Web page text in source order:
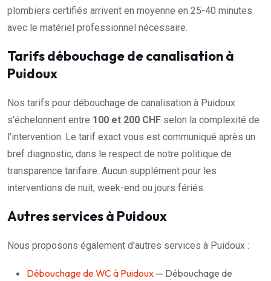
plombiers certifiés arrivent en moyenne en 25-40 minutes
avec le matériel professionnel nécessaire.
Tarifs débouchage de canalisation à
Puidoux
Nos tarifs pour débouchage de canalisation à Puidoux
s'échelonnent entre 100 et 200 CHF selon la complexité de
l'intervention. Le tarif exact vous est communiqué après un
bref diagnostic, dans le respect de notre politique de
transparence tarifaire. Aucun supplément pour les
interventions de nuit, week-end ou jours fériés.
Autres services à Puidoux
Nous proposons également d'autres services à Puidoux :
Débouchage de WC à Puidoux — Débouchage de